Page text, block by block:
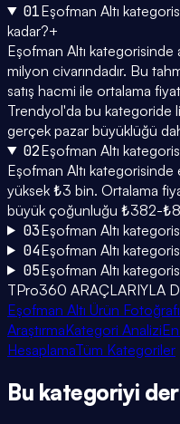
01Eşofman Altı
kadar?+
Eşofman Altı
milyon civarındadır. Bu
satış hacmi ile ortalama
Trendyol'da bu kategoride
gerçek pazar büyüklüğü
02Eşofman Altı
Eşofman Altı kategorisinde
yüksek ₺3 bin. Ortalama
büyük çoğunluğu ₺382-
03Eşofman Altı
04Eşofman Altı
05Eşofman Altı
TPro360 ARAÇLARIYLA
Eşofman Altı Ürün Fotoğrafı
AraştırmaKategori Analizi
HesaplamaTüm Kategoriler
Bu kategoriyi